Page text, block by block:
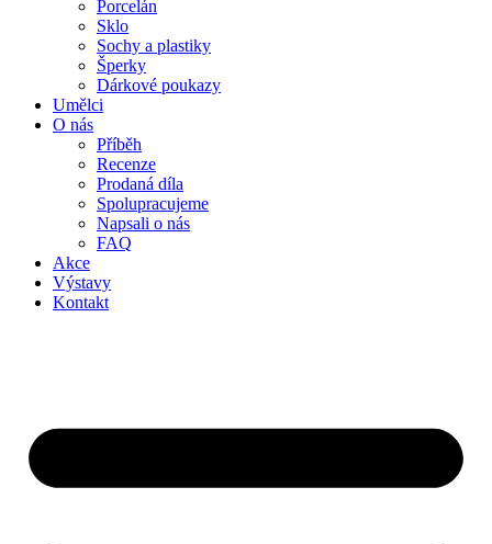
Porcelán
Sklo
Sochy a plastiky
Šperky
Dárkové poukazy
Umělci
O nás
Příběh
Recenze
Prodaná díla
Spolupracujeme
Napsali o nás
FAQ
Akce
Výstavy
Kontakt